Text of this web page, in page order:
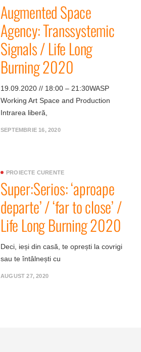
Augmented Space
Agency: Transsystemic
Signals / Life Long
Burning 2020
19.09.2020 // 18:00 – 21:30WASP
Working Art Space and Production
Intrarea liberă,
SEPTEMBRIE 16, 2020
PROIECTE CURENTE
Super:Serios: ‘aproape
departe’ / ‘far to close’ /
Life Long Burning 2020
Deci, ieși din casă, te oprești la covrigi
sau te întâlnești cu
AUGUST 27, 2020